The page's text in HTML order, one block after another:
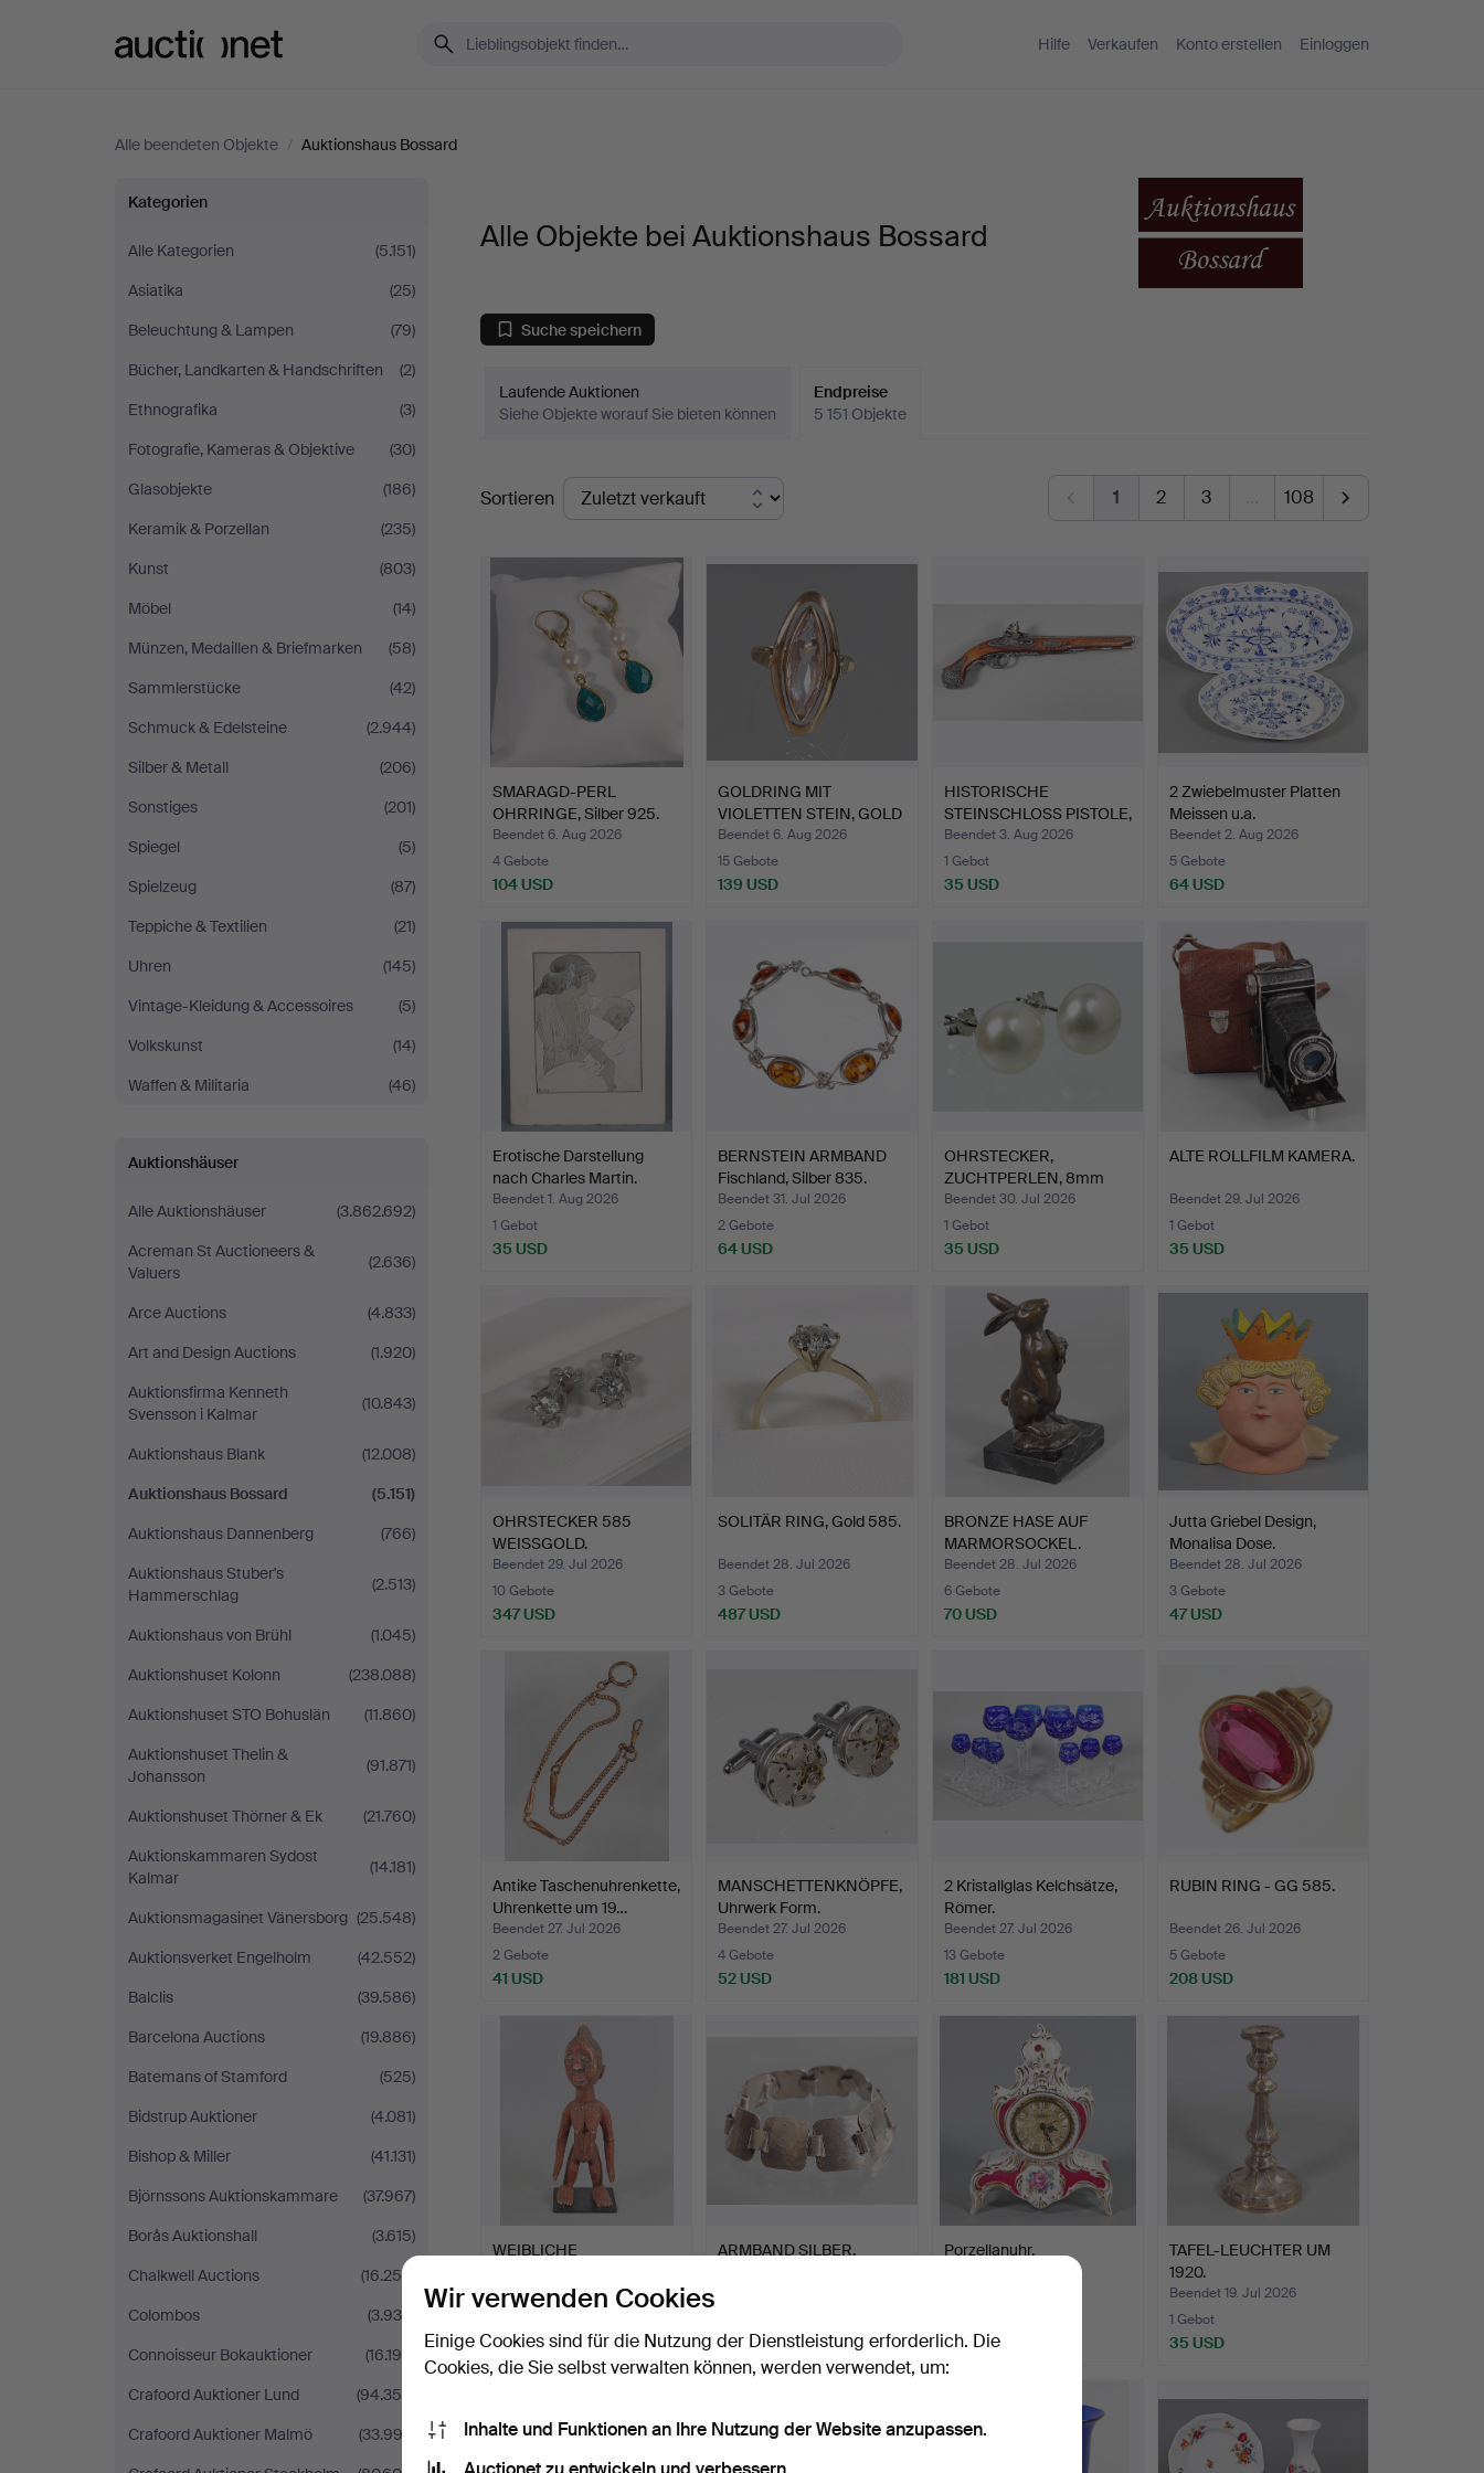
Hilfe Verkaufen Konto erstellen Einloggen
Alle beendeten Objekte / Auktionshaus Bossard
Alle
Objekte
bei
Auktionshaus
Bossard
Kategorien
Alle Kategorien
(5.151)
Asiatika
(25)
Beleuchtung & Lampen
(79)
Bücher, Landkarten & Handschriften
(2)
Ethnografika
(3)
Fotografie, Kameras & Objektive
(30)
Glasobjekte
(186)
Keramik & Porzellan
(235)
Kunst
(803)
Möbel
(14)
Münzen, Medaillen & Briefmarken
(58)
Sammlerstücke
(42)
Schmuck & Edelsteine
(2.944)
Silber & Metall
(206)
Sonstiges
(201)
Spiegel
(5)
Spielzeug
(87)
Teppiche & Textilien
(21)
Uhren
(145)
Vintage-Kleidung & Accessoires
(5)
Volkskunst
(14)
Waffen & Militaria
(46)
Auktionshäuser
Alle Auktionshäuser
(3.862.692)
Acreman St Auctioneers &
Valuers
(2.636)
Arce Auctions
(4.833)
Art and Design Auctions
(1.920)
Auktionsfirma Kenneth
Svensson i Kalmar
(10.843)
Auktionshaus Blank
(12.008)
Auktionshaus Bossard
(5.151)
Auktionshaus Dannenberg
(766)
Auktionshaus Stuber's
Hammerschlag
(2.513)
Auktionshaus von Brühl
(1.045)
Auktionshuset Kolonn
(238.088)
Auktionshuset STO Bohuslän
(11.860)
Auktionshuset Thelin &
Johansson
(91.871)
Auktionshuset Thörner & Ek
(21.760)
Auktionskammaren Sydost
Kalmar
(14.181)
Auktionsmagasinet Vänersborg (25.548)
Auktionsverket Engelholm
(42.552)
Balclis
(39.586)
Barcelona Auctions
(19.886)
Batemans of Stamford
(525)
Bidstrup Auktioner
(4.081)
Bishop & Miller
(41.131)
Björnssons Auktionskammare
(37.967)
Borås Auktionshall
(3.615)
Chalkwell Auctions
(16.259)
Colombos
(3.935)
Connoisseur Bokauktioner
(16.194)
Crafoord Auktioner Lund
(94.355)
Crafoord Auktioner Malmö
(33.992)
Alle Objekte bei Auktionshaus Bossard
Suche speichern
Laufende Auktionen
Siehe Objekte worauf Sie bieten können
Endpreise
5 151 Objekte
Endpreise
Sortieren 1 2 3 … 108
SMARAGD-PERL
OHRRINGE, Silber 925.
Beendet 6. Aug 2026
4 Gebote
104 USD
GOLDRING MIT
VIOLETTEN STEIN, GOLD
333.
Beendet 6. Aug 2026
15 Gebote
139 USD
HISTORISCHE
STEINSCHLOSS PISTOLE,
Replik.
Beendet 3. Aug 2026
1 Gebot
35 USD
2 Zwiebelmuster Platten
Meissen u.a.
Beendet 2. Aug 2026
5 Gebote
64 USD
Erotische Darstellung
nach Charles Martin.
Beendet 1. Aug 2026
1 Gebot
35 USD
BERNSTEIN ARMBAND
Fischland, Silber 835.
Beendet 31. Jul 2026
2 Gebote
64 USD
OHRSTECKER,
ZUCHTPERLEN, 8mm
SILBER 925.
Beendet 30. Jul 2026
1 Gebot
35 USD
ALTE ROLLFILM KAMERA.
Beendet 29. Jul 2026
1 Gebot
35 USD
OHRSTECKER 585
WEISSGOLD.
Beendet 29. Jul 2026
10 Gebote
347 USD
SOLITÄR RING, Gold 585.
Beendet 28. Jul 2026
3 Gebote
487 USD
BRONZE HASE AUF
MARMORSOCKEL.
Beendet 28. Jul 2026
6 Gebote
70 USD
Jutta Griebel Design,
Monalisa Dose.
Beendet 28. Jul 2026
3 Gebote
47 USD
Antike Taschenuhrenkette,
Uhrenkette um 19…
Beendet 27. Jul 2026
2 Gebote
41 USD
MANSCHETTENKNÖPFE,
Uhrwerk Form.
Beendet 27. Jul 2026
4 Gebote
52 USD
2 Kristallglas Kelchsätze,
Römer.
Beendet 27. Jul 2026
13 Gebote
181 USD
RUBIN RING - GG 585.
Beendet 26. Jul 2026
5 Gebote
208 USD
WEIBLICHE
Elfenbeinküste.
Beendet 26. Jul 2026
162 USD
ARMBAND SILBER,
47 USD
Porzellanuhr.
35 USD
TAFEL-LEUCHTER UM
1920.
Beendet 19. Jul 2026
1 Gebot
35 USD
Wir verwenden Cookies
Einige Cookies sind für die Nutzung der Dienstleistung erforderlich. Die
Cookies, die Sie selbst verwalten können, werden verwendet, um:
Inhalte und Funktionen an Ihre Nutzung der Website anzupassen.